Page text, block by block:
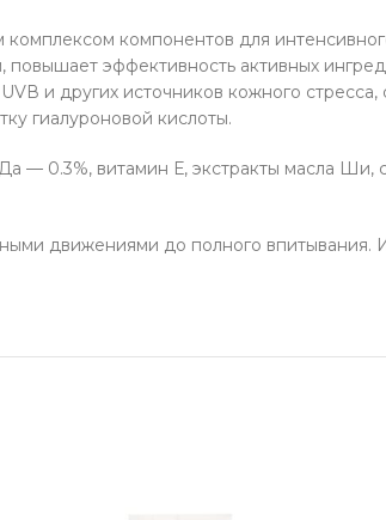
компонентов для
эффективность активных
и других источников кожного
гиалуроновой кислоты.
— 0.3%, витамин Е, экстракты масла Ши,
движениями до полного впитывания.